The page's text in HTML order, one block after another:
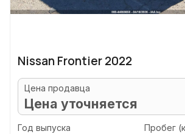
Nissan Frontier 2022
Цена продавца
Цена уточняется
Год выпуска Пробег